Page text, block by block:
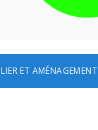
ET AMÉNAGEMENT